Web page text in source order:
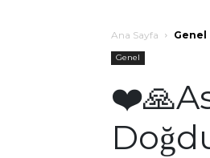
Ana Sayfa Genel
Genel